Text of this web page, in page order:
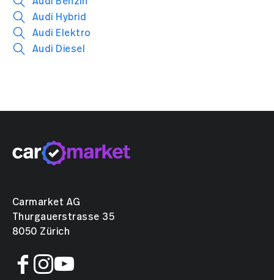
Audi Hybrid
Audi Elektro
Audi Diesel
Carmarket AG
Thurgauerstrasse 35
8050 Zürich